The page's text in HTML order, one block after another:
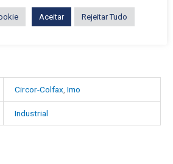
Circor-Colfax ,Imo
Industrial
Aceitar Rejeitar Tudo